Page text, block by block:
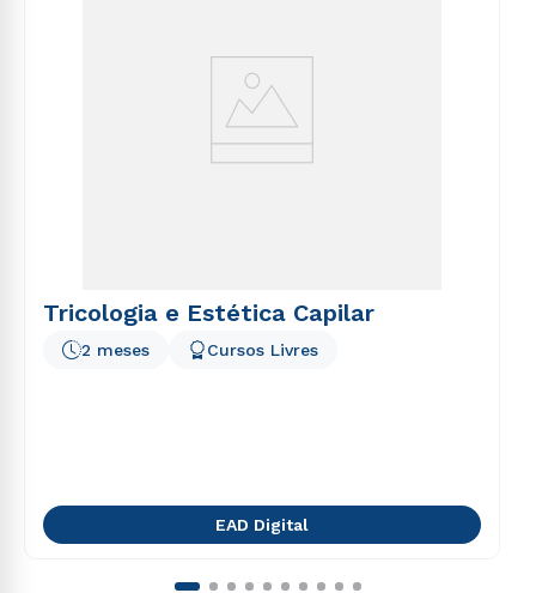
Tricologia e Estética Capilar
2 meses Cursos Livres
EAD Digital